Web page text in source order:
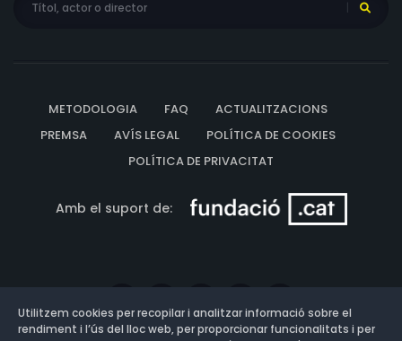
METODOLOGIA FAQ
ACTUALITZACIONS
PREMSA
AVÍS LEGAL
POLÍTICA DE COOKIES
POLÍTICA DE PRIVACITAT
Amb el suport de:
Utilitzem cookies per recopilar i analitzar informació sobre el
rendiment i l’ús del lloc web, per proporcionar funcionalitats i per